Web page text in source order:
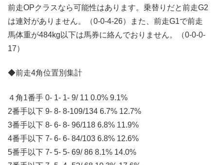
前走OPクラスなら可能性はあります。乗替りだと前走G2
は連対がありません。（0-0-4-26）また、前走G1で前走
馬体重が484kg以下は馬券に絡んでおりません。（0-0-0-
17）
◆前走4角位置別集計
４角1番手 0- 1- 1- 9/ 11 0.0% 9.1%
2番手以下 9- 8- 8-109/134 6.7% 12.7%
3番手以下 8- 6- 8- 96/118 6.8% 11.9%
4番手以下 7- 6- 6- 84/103 6.8% 12.6%
5番手以下 7- 5- 5- 69/ 86 8.1% 14.0%